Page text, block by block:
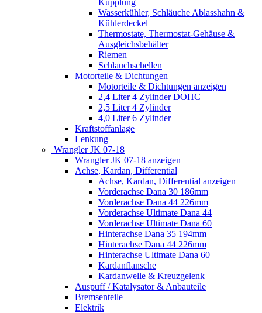
Kupplung
Wasserkühler, Schläuche Ablasshahn &
Kühlerdeckel
Thermostate, Thermostat-Gehäuse &
Ausgleichsbehälter
Riemen
Schlauchschellen
Motorteile & Dichtungen
Motorteile & Dichtungen anzeigen
2,4 Liter 4 Zylinder DOHC
2,5 Liter 4 Zylinder
4,0 Liter 6 Zylinder
Kraftstoffanlage
Lenkung
Wrangler JK 07-18
Wrangler JK 07-18 anzeigen
Achse, Kardan, Differential
Achse, Kardan, Differential anzeigen
Vorderachse Dana 30 186mm
Vorderachse Dana 44 226mm
Vorderachse Ultimate Dana 44
Vorderachse Ultimate Dana 60
Hinterachse Dana 35 194mm
Hinterachse Dana 44 226mm
Hinterachse Ultimate Dana 60
Kardanflansche
Kardanwelle & Kreuzgelenk
Auspuff / Katalysator & Anbauteile
Bremsenteile
Elektrik